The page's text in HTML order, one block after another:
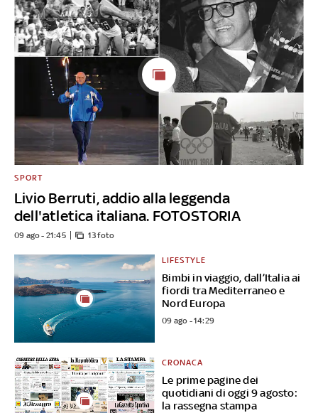
Livio Berruti, addio alla leggenda
dell'atletica italiana. FOTOSTORIA
SPORT
09 ago - 21:45 13 foto
Bimbi in viaggio, dall’Italia ai
fiordi tra Mediterraneo e
Nord Europa
LIFESTYLE
09 ago - 14:29
Le prime pagine dei
quotidiani di oggi 9 agosto:
la rassegna stampa
CRONACA